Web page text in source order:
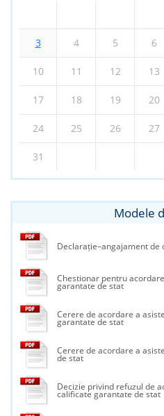
3 4 5 6
10 11 12 13
17 18 19 20
24 25 26 27
31
Modele
Declarație–angajament
Chestionar pentru
garantate de stat
Cerere de acordare a
garantate de stat
Cerere de acordare a
de stat
Decizie privind refuzul de
calificate garantate de stat